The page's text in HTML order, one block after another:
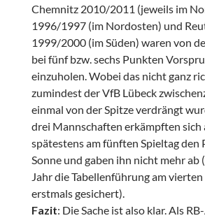
Chemnitz 2010/2011 (jeweils im
1996/1997 (im Nordosten) und
1999/2000 (im Süden) waren von
bei fünf bzw. sechs Punkten
einzuholen. Wobei das nicht ganz
zumindest der VfB Lübeck
einmal von der Spitze verdrängt
drei Mannschaften erkämpften sich
spätestens am fünften Spieltag den
Sonne und gaben ihn nicht mehr ab
Jahr die Tabellenführung am
erstmals gesichert).
Fazit: Die Sache ist also klar. Als